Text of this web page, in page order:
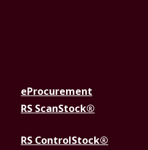
eProcurement
RS ScanStock®
RS ControlStock®